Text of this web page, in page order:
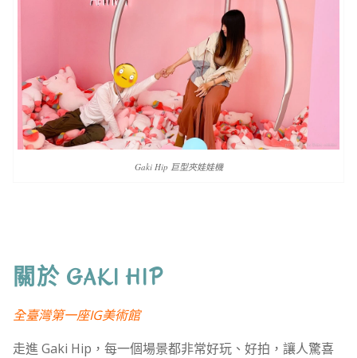
Gaki Hip 巨型夾娃娃機
關於 GAKI HIP
全臺灣第一座IG美術館
走進 Gaki Hip，每一個場景都非常好玩、好拍，讓人驚喜